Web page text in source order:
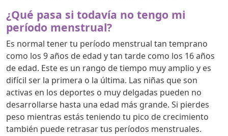
¿Qué pasa si todavía no tengo mi
período menstrual?
Es normal tener tu período menstrual tan temprano
como los 9 años de edad y tan tarde como los 16 años
de edad. Este es un rango de tiempo muy amplio y es
difícil ser la primera o la última. Las niñas que son
activas en los deportes o muy delgadas pueden no
desarrollarse hasta una edad más grande. Si pierdes
peso mientras estás teniendo tu pico de crecimiento
también puede retrasar tus períodos menstruales.